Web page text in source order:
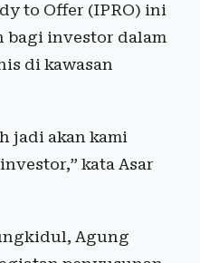
to Offer (IPRO) ini
bagi investor dalam
di kawasan
jadi akan kami
kata Asar
Agung